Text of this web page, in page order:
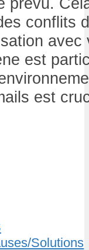
conflits
avec
est
est
Solutions